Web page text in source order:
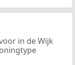
in de Wijk